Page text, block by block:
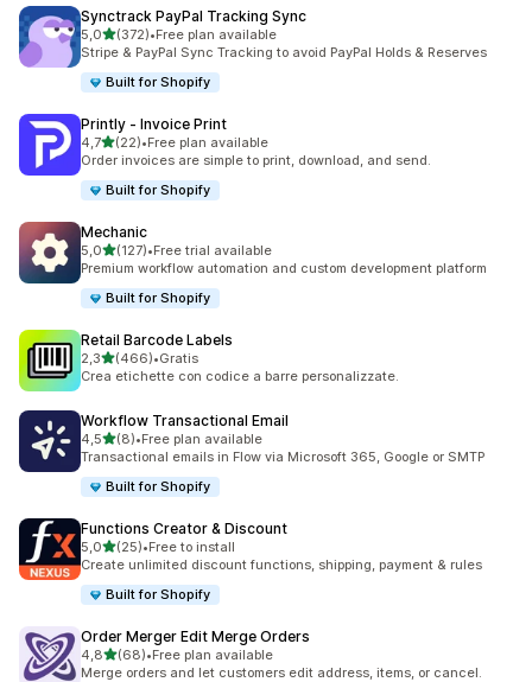
Synctrack PayPal Tracking Sync
5,0stelle su 5
(372)
372 recensioni totali
•Free plan available
Stripe & PayPal Sync Tracking to avoid PayPal Holds & Reserves
Built for Shopify
Printly ‑ Invoice Print
4,7stelle su 5
(22)
22 recensioni totali
•Free plan available
Order invoices are simple to print, download, and send.
Built for Shopify
Mechanic
5,0stelle su 5
(127)
127 recensioni totali
•Free trial available
Premium workflow automation and custom development platform
Built for Shopify
Retail Barcode Labels
2,3stelle su 5
(466)
466 recensioni totali
•Gratis
Crea etichette con codice a barre personalizzate.
Workflow Transactional Email
4,5stelle su 5
(8)
8 recensioni totali
•Free plan available
Transactional emails in Flow via Microsoft 365, Google or SMTP
Built for Shopify
Functions Creator & Discount
5,0stelle su 5
(25)
25 recensioni totali
•Free to install
Create unlimited discount functions, shipping, payment & rules
Built for Shopify
Order Merger Edit Merge Orders
4,8stelle su 5
(68)
68 recensioni totali
•Free plan available
Merge orders and let customers edit address, items, or cancel.